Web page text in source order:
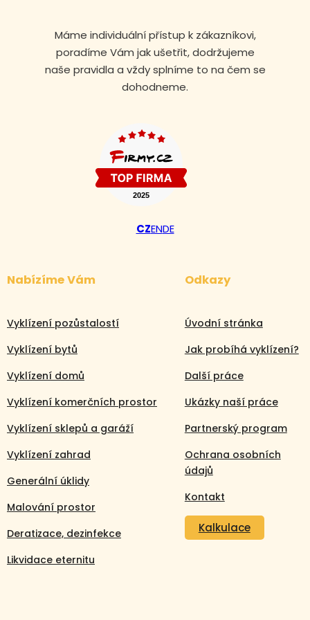
Máme individuální přístup k zákazníkovi,
poradíme Vám jak ušetřit, dodržujeme
naše pravidla a vždy splníme to na čem se
dohodneme.
CZENDE
Nabízíme Vám
Vyklízení pozůstalostí
Vyklízení bytů
Vyklízení domů
Vyklízení komerčních prostor
Vyklízení sklepů a garáží
Vyklízení zahrad
Generální úklidy
Malování prostor
Deratizace, dezinfekce
Likvidace eternitu
Odkazy
Úvodní stránka
Jak probíhá vyklízení?
Další práce
Ukázky naší práce
Partnerský program
Ochrana osobních
údajů
Kontakt
Kalkulace